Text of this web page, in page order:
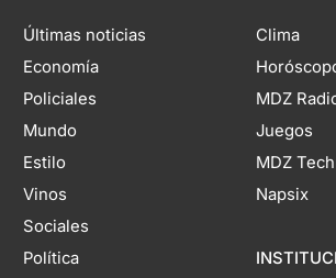
Últimas noticias
Economía
Policiales
Mundo
Estilo
Vinos
Sociales
Política
Clima
MDZ
Juegos
MDZ Tech
Napsix